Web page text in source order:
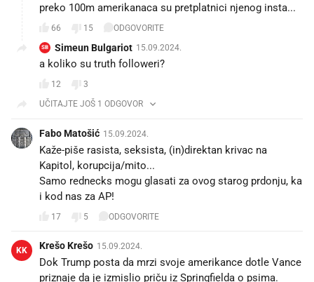
preko 100m amerikanaca su pretplatnici njenog insta...
66 15 ODGOVORITE
SB Simeun Bulgariot 15.09.2024.
a koliko su truth followeri?
12
3
UČITAJTE JOŠ 1 ODGOVOR
Fabo Matošić 15.09.2024.
Kaže-piše rasista, seksista, (in)direktan krivac na
Kapitol, korupcija/mito...
Samo rednecks mogu glasati za ovog starog prdonju, ka
i kod nas za AP!
17 5 ODGOVORITE
KK Krešo Krešo 15.09.2024.
Dok Trump posta da mrzi svoje amerikance dotle Vance
priznaje da je izmislio priču iz Springfielda o psima.